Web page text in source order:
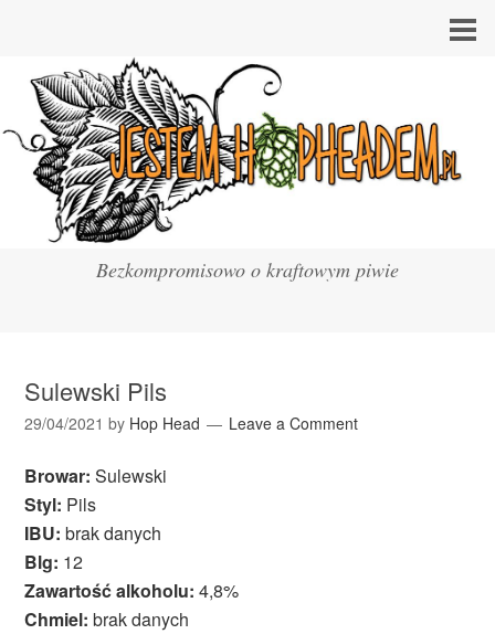
Bezkompromisowo o kraftowym piwie
Sulewski Pils
29/04/2021 by Hop Head Leave a Comment
Browar: Sulewski
Styl: Pils
IBU: brak danych
Blg: 12
Zawartość alkoholu: 4,8%
Chmiel: brak danych